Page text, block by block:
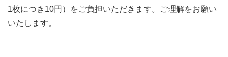
1枚につき10円）をご負担いただきます。ご理解をお願い
いたします。